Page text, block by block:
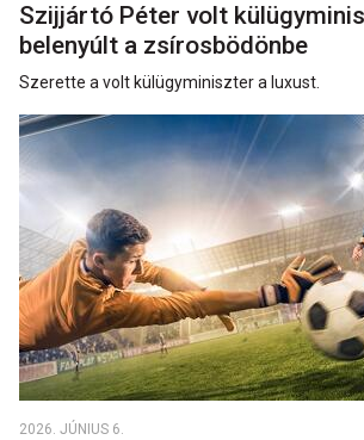
Szijjártó Péter volt
belenyúlt a zsírosbödönbe
Szerette a volt külügyminiszter a luxust.
2026. JÚNIUS 6.